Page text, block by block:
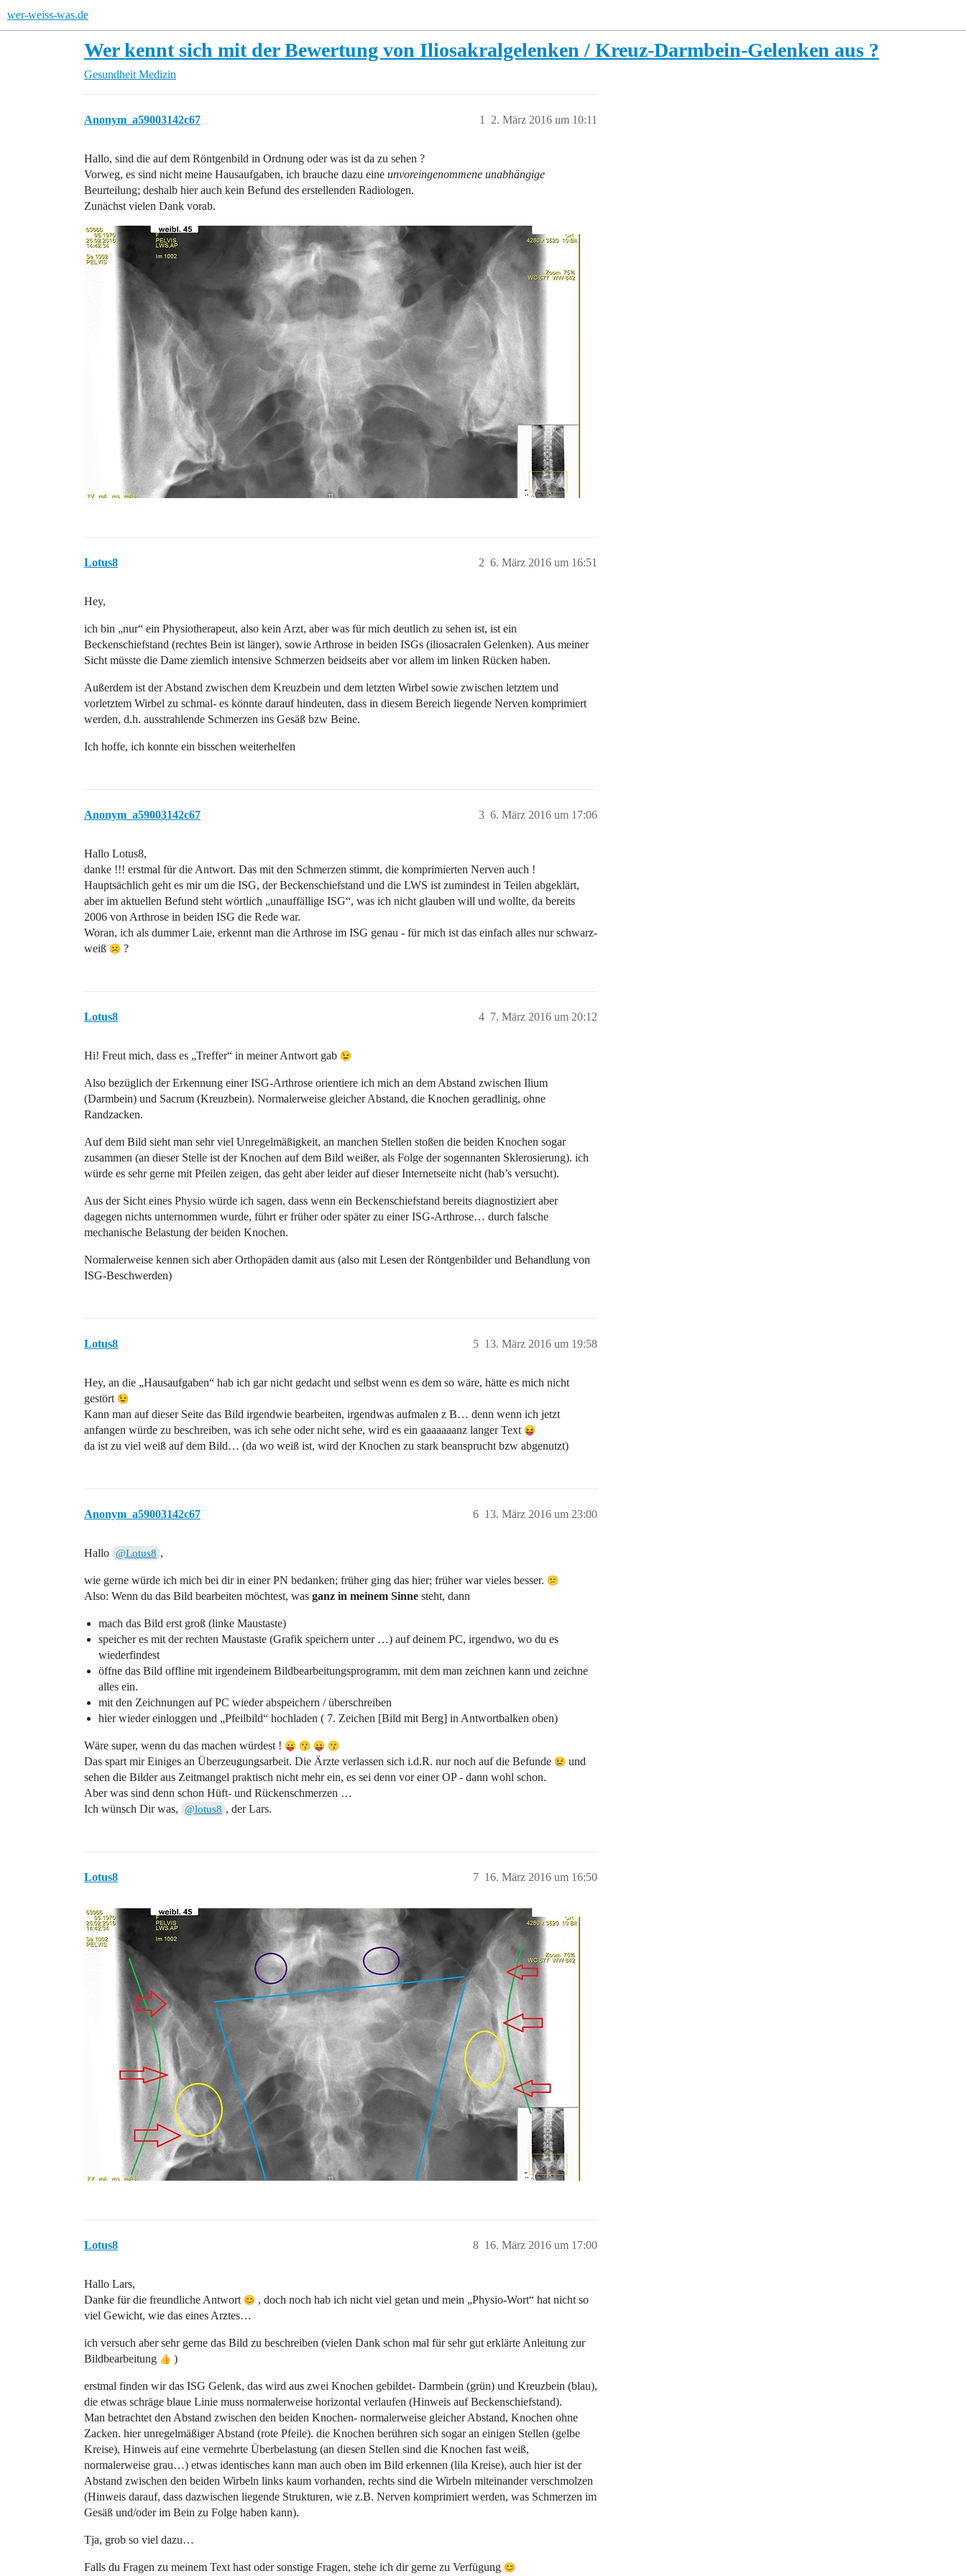
wer-weiss-was.de
Wer kennt sich mit der Bewertung von Iliosakralgelenken / Kreuz-Darmbein-Gelenken aus ?
Gesundheit Medizin
Anonym_a59003142c67 2. März 2016 um 10:11
1
Hallo, sind die auf dem Röntgenbild in Ordnung oder was ist da zu sehen ?
Vorweg, es sind nicht meine Hausaufgaben, ich brauche dazu eine unvoreingenommene unabhängige
Beurteilung; deshalb hier auch kein Befund des erstellenden Radiologen.
Zunächst vielen Dank vorab.
Lotus8 6. März 2016 um 16:51
2
Hey,
ich bin „nur“ ein Physiotherapeut, also kein Arzt, aber was für mich deutlich zu sehen ist, ist ein
Beckenschiefstand (rechtes Bein ist länger), sowie Arthrose in beiden ISGs (iliosacralen Gelenken). Aus meiner
Sicht müsste die Dame ziemlich intensive Schmerzen beidseits aber vor allem im linken Rücken haben.
Außerdem ist der Abstand zwischen dem Kreuzbein und dem letzten Wirbel sowie zwischen letztem und
vorletztem Wirbel zu schmal- es könnte darauf hindeuten, dass in diesem Bereich liegende Nerven komprimiert
werden, d.h. ausstrahlende Schmerzen ins Gesäß bzw Beine.
Ich hoffe, ich konnte ein bisschen weiterhelfen
Anonym_a59003142c67 6. März 2016 um 17:06
3
Hallo Lotus8,
danke !!! erstmal für die Antwort. Das mit den Schmerzen stimmt, die komprimierten Nerven auch !
Hauptsächlich geht es mir um die ISG, der Beckenschiefstand und die LWS ist zumindest in Teilen abgeklärt,
aber im aktuellen Befund steht wörtlich „unauffällige ISG“, was ich nicht glauben will und wollte, da bereits
2006 von Arthrose in beiden ISG die Rede war.
Woran, ich als dummer Laie, erkennt man die Arthrose im ISG genau - für mich ist das einfach alles nur schwarz-
weiß
?
Lotus8 7. März 2016 um 20:12
4
Hi! Freut mich, dass es „Treffer“ in meiner Antwort gab
Also bezüglich der Erkennung einer ISG-Arthrose orientiere ich mich an dem Abstand zwischen Ilium
(Darmbein) und Sacrum (Kreuzbein). Normalerweise gleicher Abstand, die Knochen geradlinig, ohne
Randzacken.
Auf dem Bild sieht man sehr viel Unregelmäßigkeit, an manchen Stellen stoßen die beiden Knochen sogar
zusammen (an dieser Stelle ist der Knochen auf dem Bild weißer, als Folge der sogennanten Sklerosierung). ich
würde es sehr gerne mit Pfeilen zeigen, das geht aber leider auf dieser Internetseite nicht (hab’s versucht).
Aus der Sicht eines Physio würde ich sagen, dass wenn ein Beckenschiefstand bereits diagnostiziert aber
dagegen nichts unternommen wurde, führt er früher oder später zu einer ISG-Arthrose… durch falsche
mechanische Belastung der beiden Knochen.
Normalerweise kennen sich aber Orthopäden damit aus (also mit Lesen der Röntgenbilder und Behandlung von
ISG-Beschwerden)
Lotus8 13. März 2016 um 19:58
5
Hey, an die „Hausaufgaben“ hab ich gar nicht gedacht und selbst wenn es dem so wäre, hätte es mich nicht
gestört
Kann man auf dieser Seite das Bild irgendwie bearbeiten, irgendwas aufmalen z B… denn wenn ich jetzt
anfangen würde zu beschreiben, was ich sehe oder nicht sehe, wird es ein gaaaaaanz langer Text
da ist zu viel weiß auf dem Bild… (da wo weiß ist, wird der Knochen zu stark beansprucht bzw abgenutzt)
Anonym_a59003142c67 13. März 2016 um 23:00
6
Hallo @Lotus8 ,
wie gerne würde ich mich bei dir in einer PN bedanken; früher ging das hier; früher war vieles besser.
Also: Wenn du das Bild bearbeiten möchtest, was ganz in meinem Sinne steht, dann
mach das Bild erst groß (linke Maustaste)
speicher es mit der rechten Maustaste (Grafik speichern unter …) auf deinem PC, irgendwo, wo du es
wiederfindest
öffne das Bild offline mit irgendeinem Bildbearbeitungsprogramm, mit dem man zeichnen kann und zeichne
alles ein.
mit den Zeichnungen auf PC wieder abspeichern / überschreiben
hier wieder einloggen und „Pfeilbild“ hochladen ( 7. Zeichen [Bild mit Berg] in Antwortbalken oben)
Wäre super, wenn du das machen würdest !
Das spart mir Einiges an Überzeugungsarbeit. Die Ärzte verlassen sich i.d.R. nur noch auf die Befunde
und
sehen die Bilder aus Zeitmangel praktisch nicht mehr ein, es sei denn vor einer OP - dann wohl schon.
Aber was sind denn schon Hüft- und Rückenschmerzen …
Ich wünsch Dir was,
@lotus8 , der Lars.
Lotus8 16. März 2016 um 16:50
7
Lotus8 16. März 2016 um 17:00
8
Hallo Lars,
Danke für die freundliche Antwort
, doch noch hab ich nicht viel getan und mein „Physio-Wort“ hat nicht so
viel Gewicht, wie das eines Arztes…
ich versuch aber sehr gerne das Bild zu beschreiben (vielen Dank schon mal für sehr gut erklärte Anleitung zur
Bildbearbeitung
)
erstmal finden wir das ISG Gelenk, das wird aus zwei Knochen gebildet- Darmbein (grün) und Kreuzbein (blau),
die etwas schräge blaue Linie muss normalerweise horizontal verlaufen (Hinweis auf Beckenschiefstand).
Man betrachtet den Abstand zwischen den beiden Knochen- normalerweise gleicher Abstand, Knochen ohne
Zacken. hier unregelmäßiger Abstand (rote Pfeile). die Knochen berühren sich sogar an einigen Stellen (gelbe
Kreise), Hinweis auf eine vermehrte Überbelastung (an diesen Stellen sind die Knochen fast weiß,
normalerweise grau…) etwas identisches kann man auch oben im Bild erkennen (lila Kreise), auch hier ist der
Abstand zwischen den beiden Wirbeln links kaum vorhanden, rechts sind die Wirbeln miteinander verschmolzen
(Hinweis darauf, dass dazwischen liegende Strukturen, wie z.B. Nerven komprimiert werden, was Schmerzen im
Gesäß und/oder im Bein zu Folge haben kann).
Tja, grob so viel dazu…
Falls du Fragen zu meinem Text hast oder sonstige Fragen, stehe ich dir gerne zu Verfügung